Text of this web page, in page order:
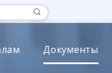
Документы